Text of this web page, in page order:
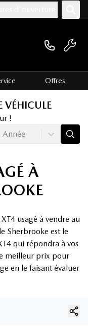
Offres
VÉHICULE
!
Année
À
usagé à vendre au
Sherbrooke est le
qui répondra à vos
meilleur prix pour
en le faisant évaluer